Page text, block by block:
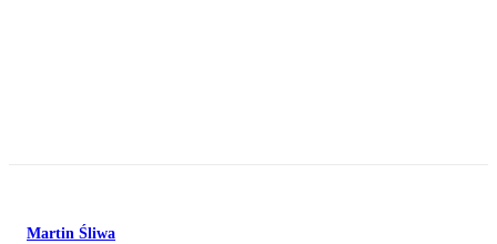
Martin Śliwa